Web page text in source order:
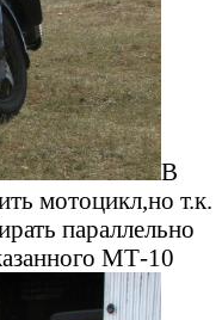
В
мотоцикл,но т.к.
параллельно
МТ-10